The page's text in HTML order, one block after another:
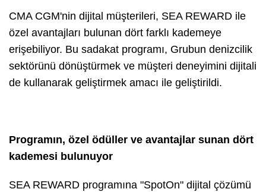
CMA CGM'nin dijital müşterileri, SEA REWARD ile
özel avantajları bulunan dört farklı kademeye
erişebiliyor. Bu sadakat programı, Grubun denizcilik
sektörünü dönüştürmek ve müşteri deneyimini dijitali
de kullanarak geliştirmek amacı ile geliştirildi.
Programın, özel ödüller ve avantajlar sunan dört
kademesi bulunuyor
SEA REWARD programına "SpotOn" dijital çözümü